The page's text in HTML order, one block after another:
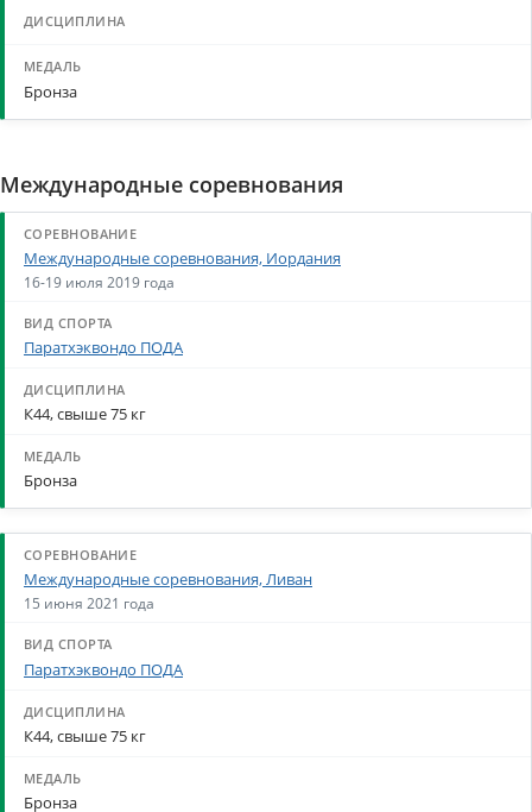
Бронза
Международные соревнования
Международные соревнования, Иордания
16-19 июля 2019 года
Паратхэквондо ПОДА
К44, свыше 75 кг
Бронза
Международные соревнования, Ливан
15 июня 2021 года
Паратхэквондо ПОДА
К44, свыше 75 кг
Бронза